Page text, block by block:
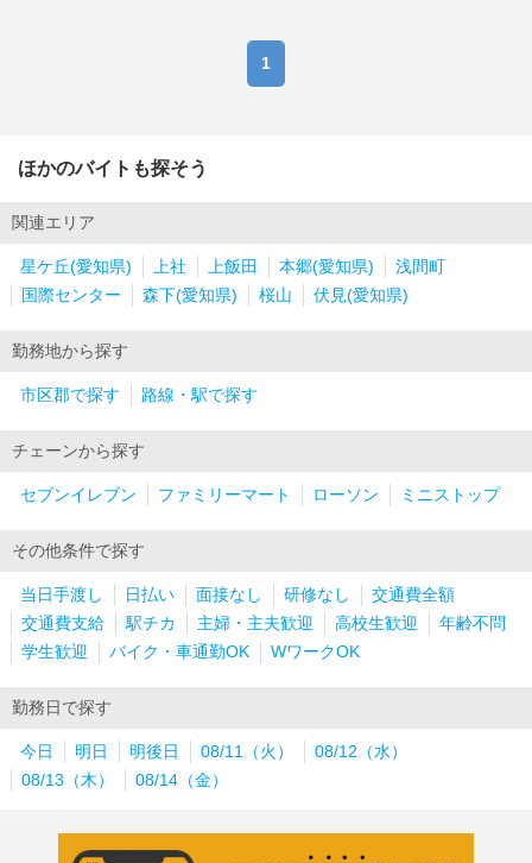
1
ほかのバイトも探そう
関連エリア
星ケ丘(愛知県) 上社 上飯田 本郷(愛知県)
浅間町
国際センター
森下(愛知県) 桜山 伏見(愛知県)
勤務地から探す
市区郡で探す 路線・駅で探す
チェーンから探す
セブンイレブン ファミリーマート ローソン ミニストップ
その他条件で探す
当日手渡し 日払い 面接なし 研修なし
交通費全額
交通費支給
駅チカ 主婦・主夫歓迎 高校生歓迎
年齢不問
学生歓迎
バイク・車通勤OK WワークOK
勤務日で探す
今日 明日 明後日 08/11（火）
08/12（水）
08/13（木）
08/14（金）